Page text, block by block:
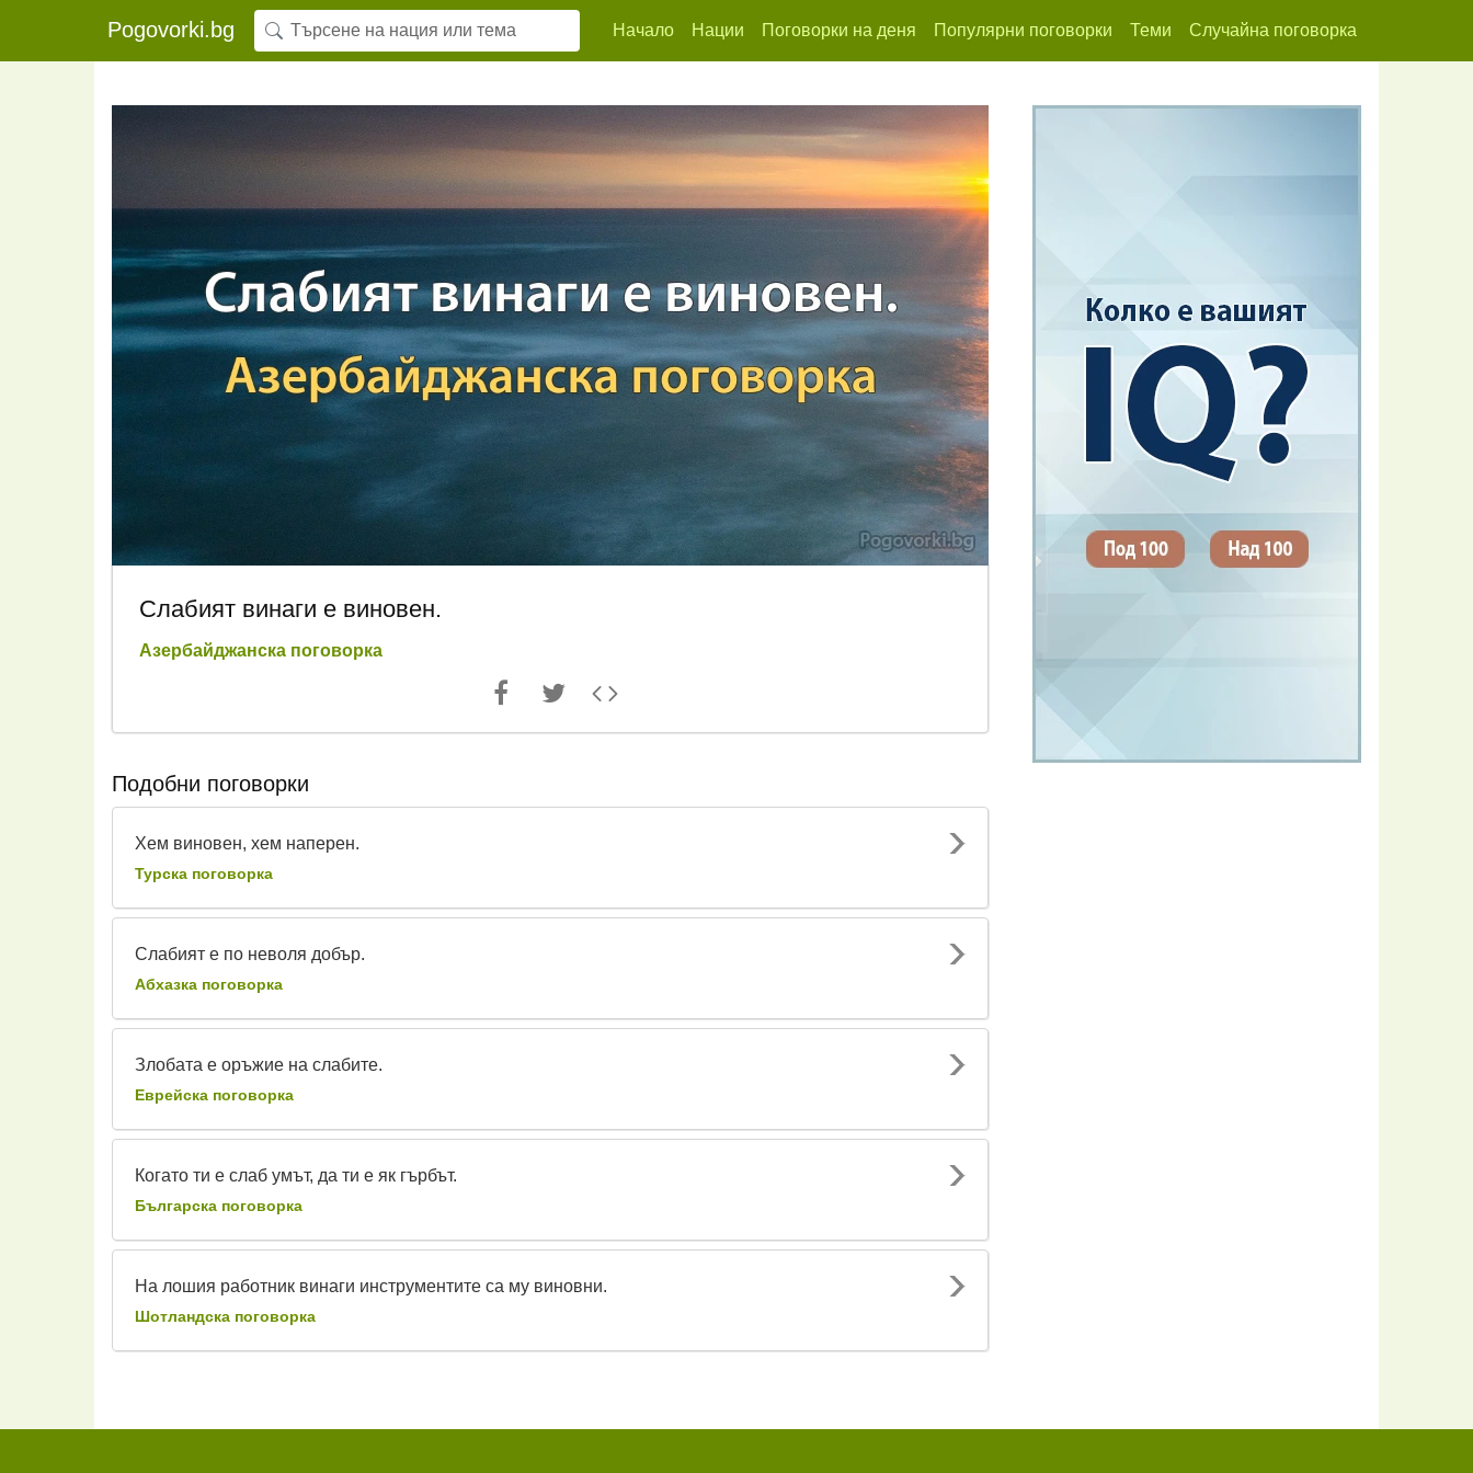
Pogovorki.bg Начало Нации Поговорки на деня Популярни поговорки Теми Случайна поговорка
Слабият винаги е виновен.
Азербайджанска поговорка
Подобни поговорки
Хем виновен, хем наперен.
Турска поговорка
Слабият е по неволя добър.
Абхазка поговорка
Злобата е оръжие на слабите.
Еврейска поговорка
Когато ти е слаб умът, да ти е як гърбът.
Българска поговорка
На лошия работник винаги инструментите са му виновни.
Шотландска поговорка